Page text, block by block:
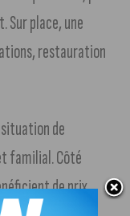
Sur place, une
restauration
de
familial. Côté
de prix